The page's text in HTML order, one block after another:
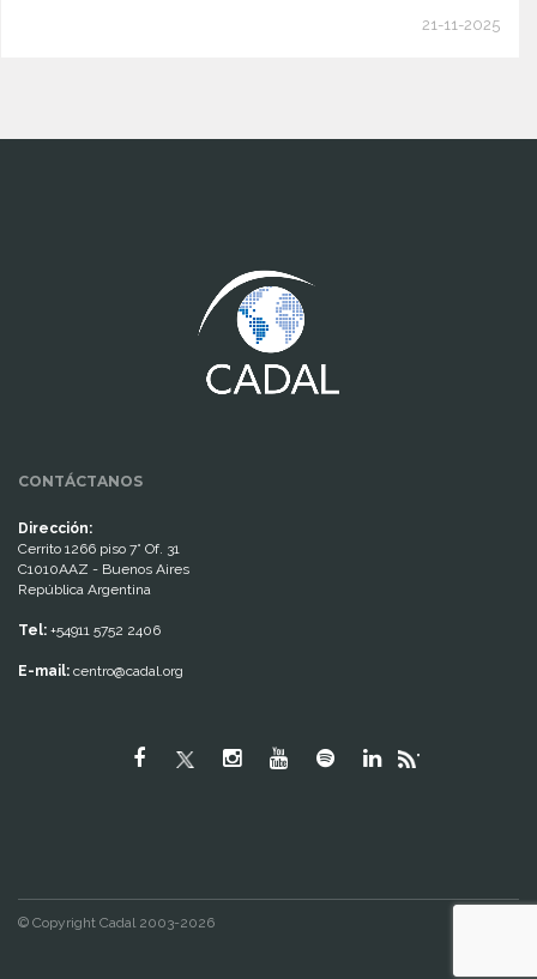
21-11-2025
CONTÁCTANOS
Dirección:
Cerrito 1266 piso 7° Of. 31
C1010AAZ - Buenos Aires
República Argentina
Tel: +54911 5752 2406
E-mail: centro@cadal.org
"
© Copyright Cadal 2003-2026